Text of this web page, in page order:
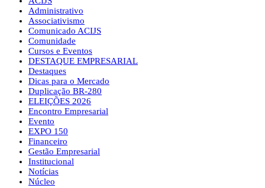
Administrativo
Associativismo
Comunicado ACIJS
Comunidade
Cursos e Eventos
DESTAQUE EMPRESARIAL
Destaques
Dicas para o Mercado
Duplicação BR-280
ELEIÇÕES 2026
Encontro Empresarial
Evento
EXPO 150
Financeiro
Gestão Empresarial
Institucional
Notícias
Núcleo